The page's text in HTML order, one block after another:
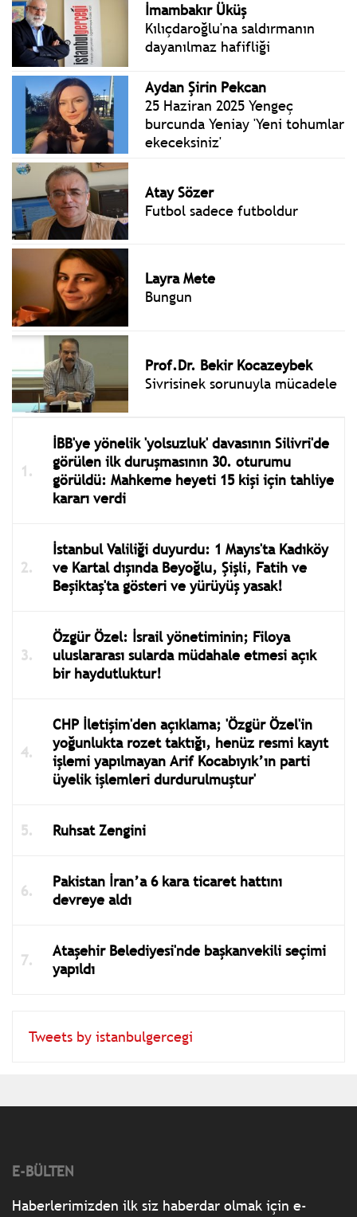
İmambakır Üküş
Kılıçdaroğlu'na saldırmanın
dayanılmaz hafifliği
Aydan Şirin Pekcan
25 Haziran 2025 Yengeç
burcunda Yeniay 'Yeni tohumlar
ekeceksiniz'
Atay Sözer
Futbol sadece futboldur
Layra Mete
Bungun
Prof.Dr. Bekir Kocazeybek
Sivrisinek sorunuyla mücadele
İBB'ye yönelik 'yolsuzluk' davasının Silivri'de
görülen ilk duruşmasının 30. oturumu
görüldü: Mahkeme heyeti 15 kişi için tahliye
kararı verdi
İstanbul Valiliği duyurdu: 1 Mayıs'ta Kadıköy
ve Kartal dışında Beyoğlu, Şişli, Fatih ve
Beşiktaş'ta gösteri ve yürüyüş yasak!
Özgür Özel: İsrail yönetiminin; Filoya
uluslararası sularda müdahale etmesi açık
bir haydutluktur!
CHP İletişim'den açıklama; 'Özgür Özel'in
yoğunlukta rozet taktığı, henüz resmi kayıt
işlemi yapılmayan Arif Kocabıyık’ın parti
üyelik işlemleri durdurulmuştur'
Ruhsat Zengini
Pakistan İran’a 6 kara ticaret hattını
devreye aldı
Ataşehir Belediyesi'nde başkanvekili seçimi
yapıldı
Tweets by istanbulgercegi
E-BÜLTEN
Haberlerimizden ilk siz haberdar olmak için e-